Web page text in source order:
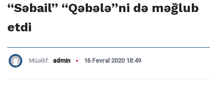
“Səbail” “Qəbələ”ni də məğlub
etdi
Müəllif: admin 16 Fevral 2020 18:49